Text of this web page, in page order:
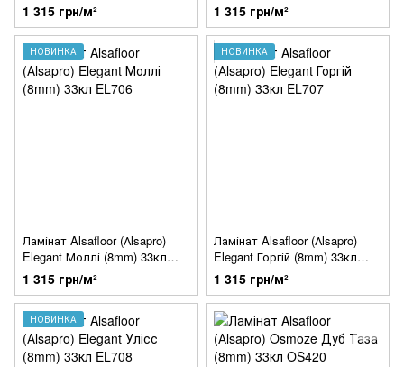
33кл EL525
1 315 грн/м²
33кл EL560
1 315 грн/м²
НОВИНКА
Ламінат Alsafloor (Аlsapro)
Elegant Моллі (8mm) 33кл
EL706
1 315 грн/м²
НОВИНКА
Ламінат Alsafloor (Аlsapro)
Elegant Горгій (8mm) 33кл
EL707
1 315 грн/м²
НОВИНКА